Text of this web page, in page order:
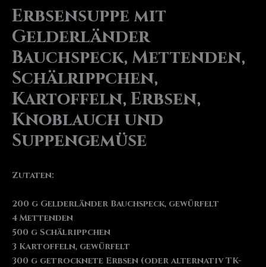
Erbsensuppe mit
Gelderländer
Bauchspeck, Mettenden,
Schälrippchen,
Kartoffeln, Erbsen,
Knoblauch und
Suppengemüse
Zutaten:
200 g Gelderländer Bauchspeck, gewürfelt
4 Mettenden
500 g Schälrippchen
3 Kartoffeln, gewürfelt
300 g getrocknete Erbsen (oder alternativ TK-